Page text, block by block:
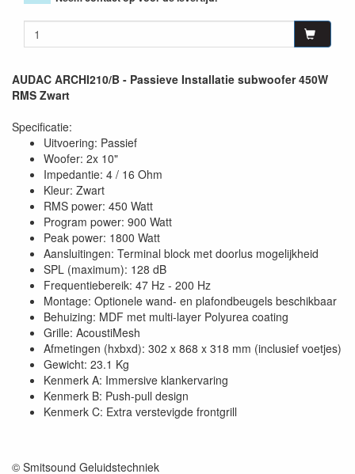
AUDAC ARCHI210/B - Passieve Installatie subwoofer 450W
RMS Zwart
Specificatie:
Uitvoering: Passief
Woofer: 2x 10"
Impedantie: 4 / 16 Ohm
Kleur: Zwart
RMS power: 450 Watt
Program power: 900 Watt
Peak power: 1800 Watt
Aansluitingen: Terminal block met doorlus mogelijkheid
SPL (maximum): 128 dB
Frequentiebereik: 47 Hz - 200 Hz
Montage: Optionele wand- en plafondbeugels beschikbaar
Behuizing: MDF met multi-layer Polyurea coating
Grille: AcoustiMesh
Afmetingen (hxbxd): 302 x 868 x 318 mm (inclusief voetjes)
Gewicht: 23.1 Kg
Kenmerk A: Immersive klankervaring
Kenmerk B: Push-pull design
Kenmerk C: Extra verstevigde frontgrill
© Smitsound Geluidstechniek